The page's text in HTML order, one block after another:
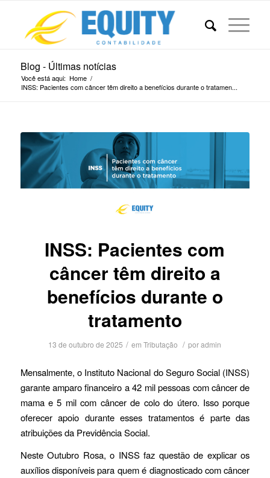
Blog - Últimas notícias
Você está aqui: Home /
INSS: Pacientes com câncer têm direito a benefícios durante o tratamen...
INSS: Pacientes com
câncer têm direito a
benefícios durante o
tratamento
13 de outubro de 2025 / emTributação / poradmin
Mensalmente, o Instituto Nacional do Seguro Social (INSS)
garante amparo financeiro a 42 mil pessoas com câncer de
mama e 5 mil com câncer de colo do útero. Isso porque
oferecer apoio durante esses tratamentos é parte das
atribuições da Previdência Social.
Neste Outubro Rosa, o INSS faz questão de explicar os
auxílios disponíveis para quem é diagnosticado com câncer